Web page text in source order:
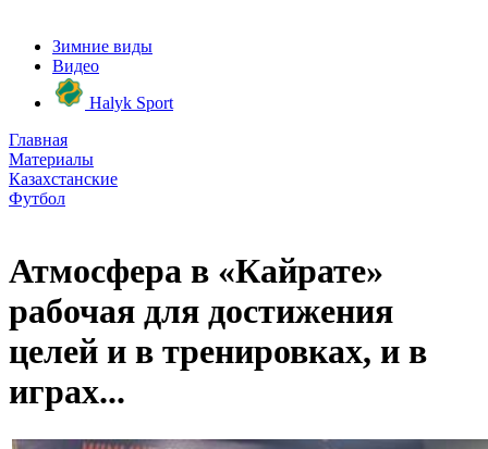
Зимние виды
Видео
Halyk Sport
Главная
Материалы
Казахстанские
Футбол
Атмосфера в «Кайрате»
рабочая для достижения
целей и в тренировках, и в
играх...